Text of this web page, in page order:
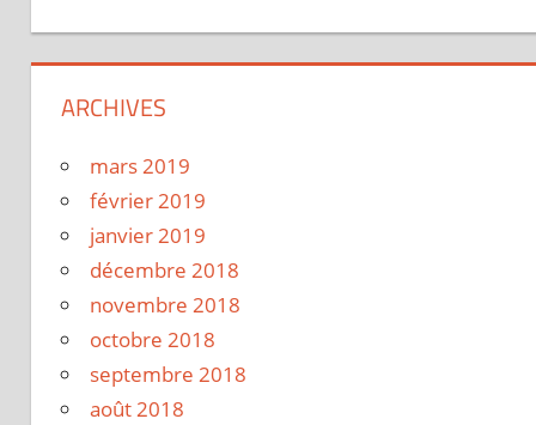
ARCHIVES
mars 2019
février 2019
janvier 2019
décembre 2018
novembre 2018
octobre 2018
septembre 2018
août 2018